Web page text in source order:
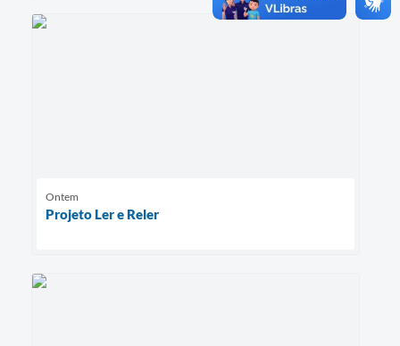
Ontem
Projeto Ler e Reler